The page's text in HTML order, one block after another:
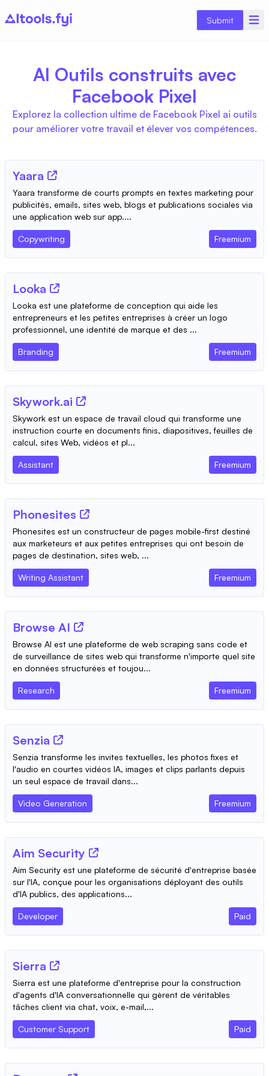
Submit
AI Outils construits avec
Facebook Pixel
Explorez la collection ultime de Facebook Pixel ai outils
pour améliorer votre travail et élever vos compétences.
Yaara
Yaara transforme de courts prompts en textes marketing pour
publicités, emails, sites web, blogs et publications sociales via
une application web sur app....
Copywriting Freemium
Looka
Looka est une plateforme de conception qui aide les
entrepreneurs et les petites entreprises à créer un logo
professionnel, une identité de marque et des ...
Branding Freemium
Skywork.ai
Skywork est un espace de travail cloud qui transforme une
instruction courte en documents finis, diapositives, feuilles de
calcul, sites Web, vidéos et pl...
Assistant Freemium
Phonesites
Phonesites est un constructeur de pages mobile-first destiné
aux marketeurs et aux petites entreprises qui ont besoin de
pages de destination, sites web, ...
Writing Assistant Freemium
Browse AI
Browse AI est une plateforme de web scraping sans code et
de surveillance de sites web qui transforme n'importe quel site
en données structurées et toujou...
Research Freemium
Senzia
Senzia transforme les invites textuelles, les photos fixes et
l'audio en courtes vidéos IA, images et clips parlants depuis
un seul espace de travail dans...
Video Generation Freemium
Aim Security
Aim Security est une plateforme de sécurité d'entreprise basée
sur l'IA, conçue pour les organisations déployant des outils
d'IA publics, des applications...
Developer Paid
Sierra
Sierra est une plateforme d'entreprise pour la construction
d'agents d'IA conversationnelle qui gèrent de véritables
tâches client via chat, voix, e-mail,...
Customer Support Paid